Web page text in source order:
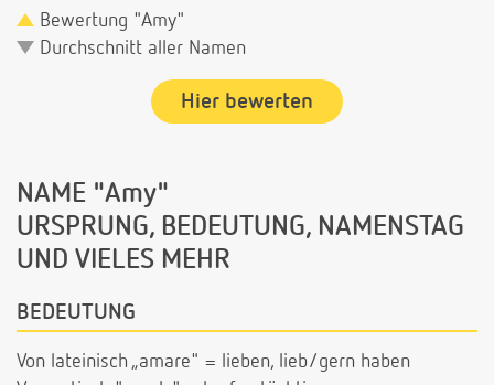
Bewertung "Amy"
Durchschnitt aller Namen
Hier bewerten
NAME "Amy"
URSPRUNG, BEDEUTUNG, NAMENSTAG
UND VIELES MEHR
BEDEUTUNG
Von lateinisch „amare" = lieben, lieb/gern haben